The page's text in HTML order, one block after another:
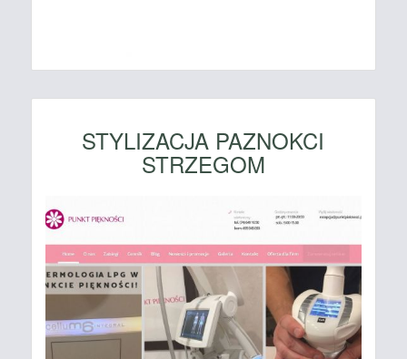
STYLIZACJA PAZNOKCI
STRZEGOM